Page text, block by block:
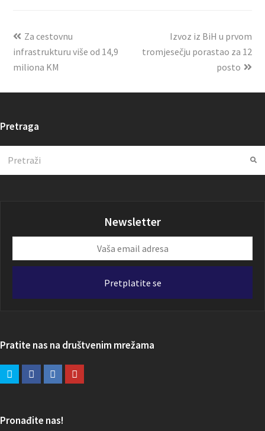
Za cestovnu
infrastrukturu više od 14,9
miliona KM
Izvoz iz BiH u prvom
tromjesečju porastao za 12
posto
Pretraga
Newsletter
email
Pretplatite se
Pratite nas na društvenim mrežama
Pronađite nas!